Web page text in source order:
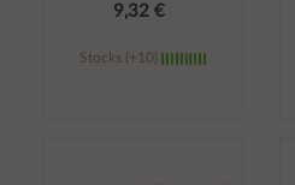
9,32 €
Stocks (+10)